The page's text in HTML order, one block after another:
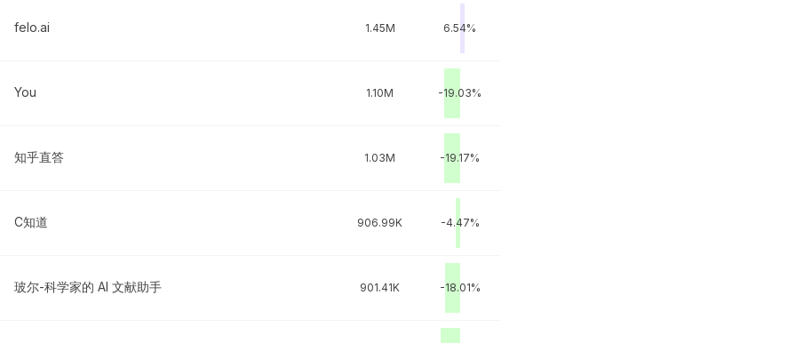
felo.ai 1.45M 6.54%
You 1.10M -19.03%
知乎直答 1.03M -19.17%
C知道 906.99K -4.47%
玻尔-科学家的 AI 文献助手 901.41K -18.01%